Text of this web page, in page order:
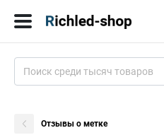
Отзывы о метке